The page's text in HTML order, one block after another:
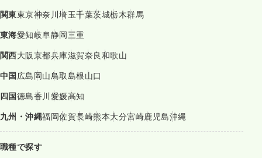
関東東京神奈川埼玉千葉茨城栃木群馬
東海愛知岐阜静岡三重
関西大阪京都兵庫滋賀奈良和歌山
中国広島岡山鳥取島根山口
四国徳島香川愛媛高知
九州・沖縄福岡佐賀長崎熊本大分宮崎鹿児島沖縄
職種で探す